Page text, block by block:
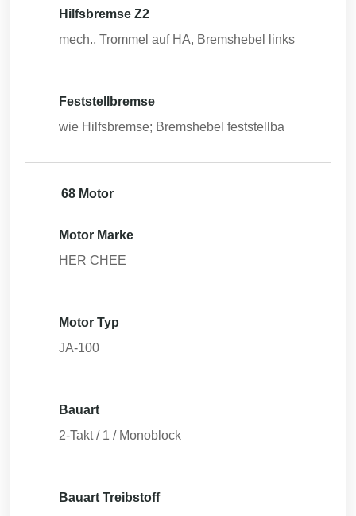
Hilfsbremse Z2
mech., Trommel auf HA, Bremshebel links
Feststellbremse
wie Hilfsbremse; Bremshebel feststellba
68 Motor
Motor Marke
HER CHEE
Motor Typ
JA-100
Bauart
2-Takt / 1 / Monoblock
Bauart Treibstoff